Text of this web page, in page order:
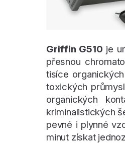
Griffin G510 je
přesnou
tisíce
toxických
organických
kriminalistických
pevné i plynné
minut získat